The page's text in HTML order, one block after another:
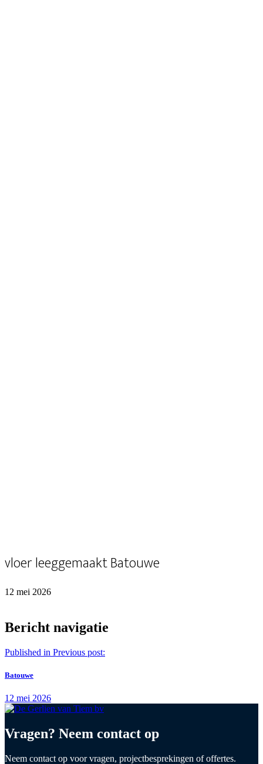
vloer leeggemaakt Batouwe
12 mei 2026
Bericht navigatie
Published in Previous post:
Batouwe
12 mei 2026
Vragen? Neem contact op
Neem contact op voor vragen, projectbesprekingen of offertes.